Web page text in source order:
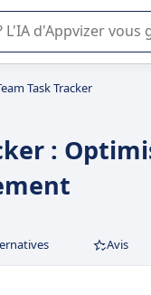
guide dans
Task Tracker
:
Avis